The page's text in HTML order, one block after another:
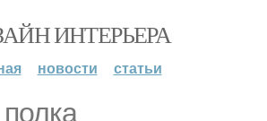
ИНТЕРЬЕРА
новости статьи